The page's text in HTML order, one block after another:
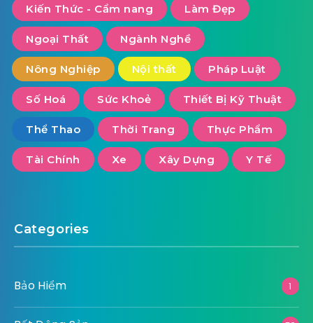
Kiến Thức - Cẩm nang Làm Đẹp
Ngoại Thất Ngành Nghề
Nông Nghiệp Nội thất Pháp Luật
Số Hoá Sức Khoẻ Thiết Bị Kỹ Thuật
Thể Thao Thời Trang Thực Phẩm
Tài Chính Xe Xây Dựng Y Tế
Categories
Bảo Hiểm 1